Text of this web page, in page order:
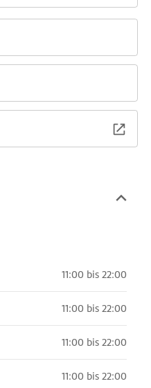
11:00 bis 22:00
11:00 bis 22:00
11:00 bis 22:00
11:00 bis 22:00